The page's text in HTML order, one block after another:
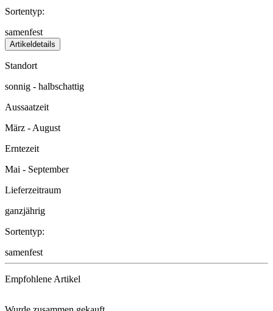
Sortentyp:
samenfest
Artikeldetails
Standort
sonnig - halbschattig
Aussaatzeit
März - August
Erntezeit
Mai - September
Lieferzeitraum
ganzjährig
Sortentyp:
samenfest
Empfohlene Artikel